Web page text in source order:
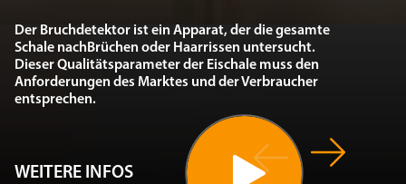
Der Bruchdetektor ist ein Apparat, der die gesamte
Schale nachBrüchen oder Haarrissen untersucht.
Dieser Qualitätsparameter der Eischale muss den
Anforderungen des Marktes und der Verbraucher
entsprechen.
WEITERE INFOS